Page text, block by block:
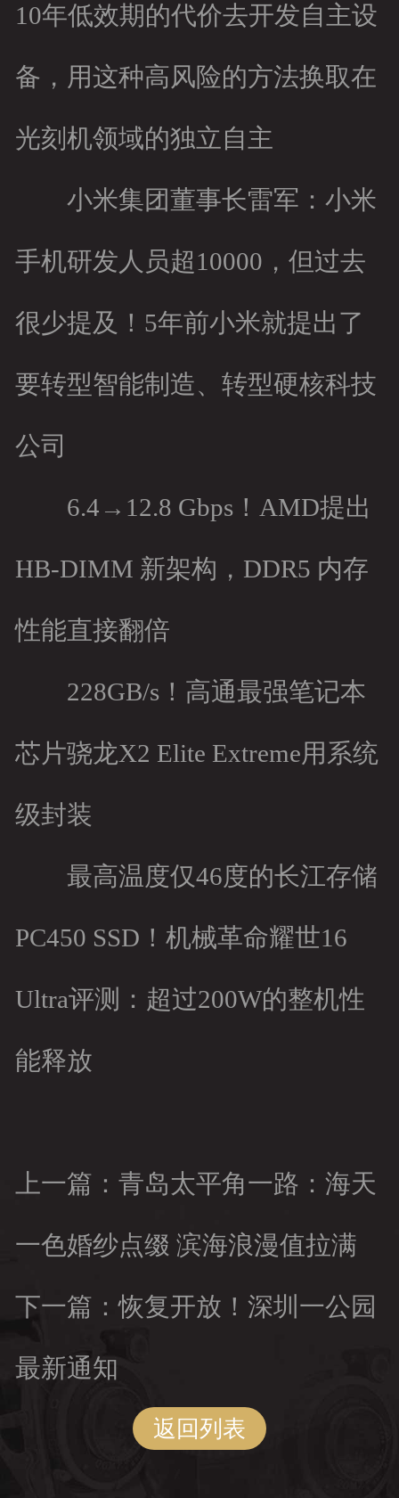
10年低效期的代价去开发自主设
备，用这种高风险的方法换取在
光刻机领域的独立自主
小米集团董事长雷军：小米
手机研发人员超10000，但过去
很少提及！5年前小米就提出了
要转型智能制造、转型硬核科技
公司
6.4→12.8 Gbps！AMD提出
HB-DIMM 新架构，DDR5 内存
性能直接翻倍
228GB/s！高通最强笔记本
芯片骁龙X2 Elite Extreme用系统
级封装
最高温度仅46度的长江存储
PC450 SSD！机械革命耀世16
Ultra评测：超过200W的整机性
能释放
上一篇：青岛太平角一路：海天
一色婚纱点缀 滨海浪漫值拉满
下一篇：恢复开放！深圳一公园
最新通知
返回列表